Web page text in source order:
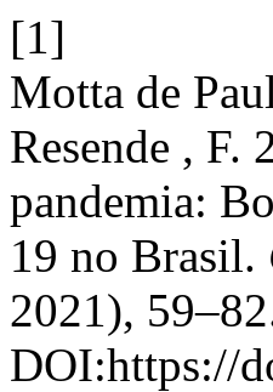
[1]
Motta de
Resende , F.
pandemia:
19 no Brasil.
2021),
DOI:https://